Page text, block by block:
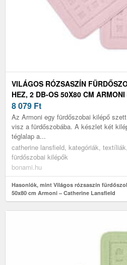
VILÁGOS RÓZSASZÍN
HEZ, 2 DB-OS 50X80 CM
LANSFIELD
8 079 Ft
Az Armoni egy fürdőszobai kilépő
visz a fürdőszobába. A készlet két
téglalap a...
catherine lansfield, kategóriák,
fürdőszobai kilépők
bonami.hu
Hasonlók, mint Világos rózsaszín
50x80 cm Armoni – Catherine Lansfield